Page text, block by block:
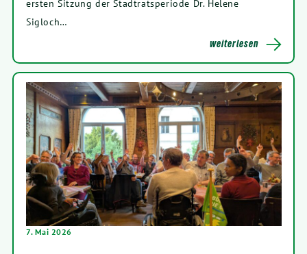
ers­ten Sit­zung der Stadt­rats­pe­ri­ode Dr. Hele­ne
Sigloch…
wei­ter­le­sen
7. Mai 2026